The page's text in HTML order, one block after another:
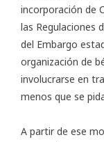
incorporación de
las Regulaciones
del Embargo
organización de
involucrarse en
menos que se
A partir de ese